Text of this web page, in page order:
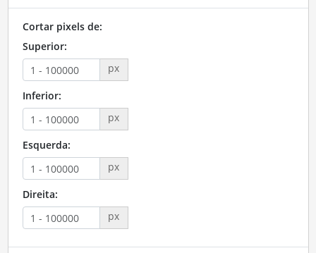
Cortar pixels de:
Superior:
px
Inferior:
px
Esquerda:
px
Direita:
px